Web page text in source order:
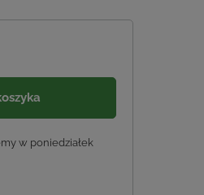
w poniedziałek